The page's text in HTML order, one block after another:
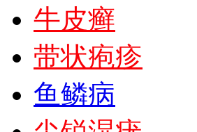
牛皮癣
带状疱疹
鱼鳞病